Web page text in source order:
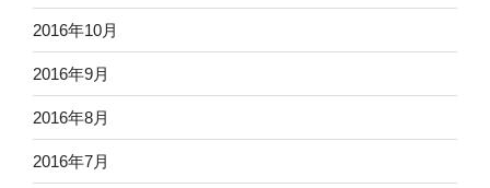
2016年10月
2016年9月
2016年8月
2016年7月